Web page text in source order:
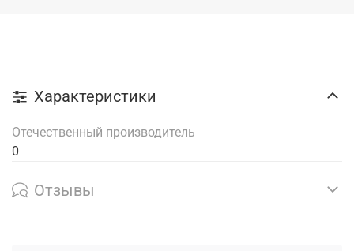
Характеристики
Отечественный производитель
0
Отзывы